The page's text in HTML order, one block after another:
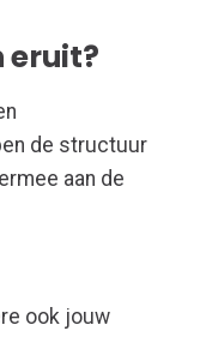
eruit?
de structuur
aan de
ook jouw